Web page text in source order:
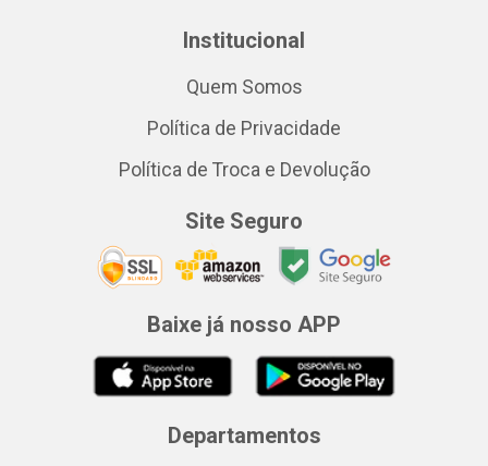
Institucional
Quem Somos
Política de Privacidade
Política de Troca e Devolução
Site Seguro
Baixe já nosso APP
Departamentos